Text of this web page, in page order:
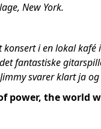
New York.
i en lokal
fantastiske
svarer klart ja
power, the world